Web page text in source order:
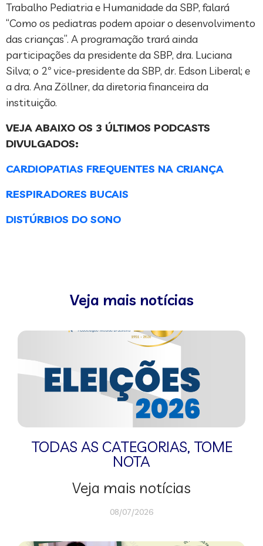
Trabalho Pediatria e Humanidade da SBP, falará
“Como os pediatras podem apoiar o desenvolvimento
das crianças”. A programação trará ainda
participações da presidente da SBP, dra. Luciana
Silva; o 2º vice-presidente da SBP, dr. Edson Liberal; e
a dra. Ana Zöllner, da diretoria financeira da
instituição.
VEJA ABAIXO OS 3 ÚLTIMOS PODCASTS
DIVULGADOS:
CARDIOPATIAS FREQUENTES NA CRIANÇA
RESPIRADORES BUCAIS
DISTÚRBIOS DO SONO
Veja mais notícias
TODAS AS CATEGORIAS, TOME
NOTA
Veja mais notícias
08/07/2026